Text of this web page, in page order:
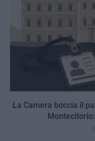
La Camera boccia il